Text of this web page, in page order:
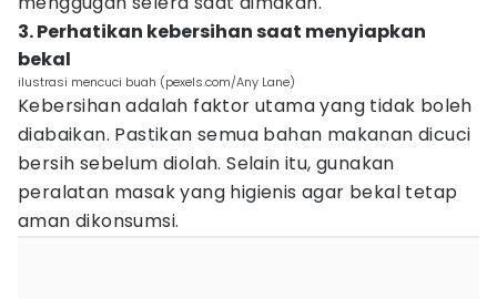
3. Perhatikan kebersihan saat menyiapkan
bekal
ilustrasi mencuci buah (pexels.com/Any Lane)
Kebersihan adalah faktor utama yang tidak boleh
diabaikan. Pastikan semua bahan makanan dicuci
bersih sebelum diolah. Selain itu, gunakan
peralatan masak yang higienis agar bekal tetap
aman dikonsumsi.